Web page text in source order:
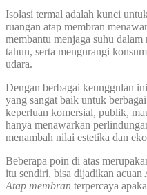
Isolasi termal adalah kunci
ruangan atap membran
membantu menjaga suhu
tahun, serta mengurangi
udara.
Dengan berbagai keunggulan
yang sangat baik untuk
keperluan komersial, publik,
hanya menawarkan
menambah nilai estetika dan
Beberapa poin di atas
itu sendiri, bisa dijadikan acuan
Atap membran terpercaya